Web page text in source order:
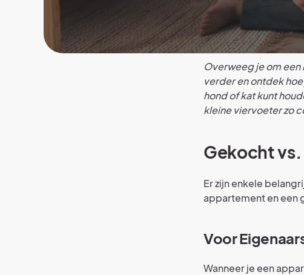
Overweeg je om een
verder en ontdek
hond of kat kunt
kleine viervoeter zo
Gekocht
Er zijn enkele
appartement en een
Voor
Wanneer je een